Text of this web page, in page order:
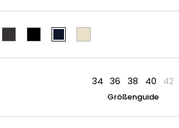
34 36 38 40 42
Größenguide